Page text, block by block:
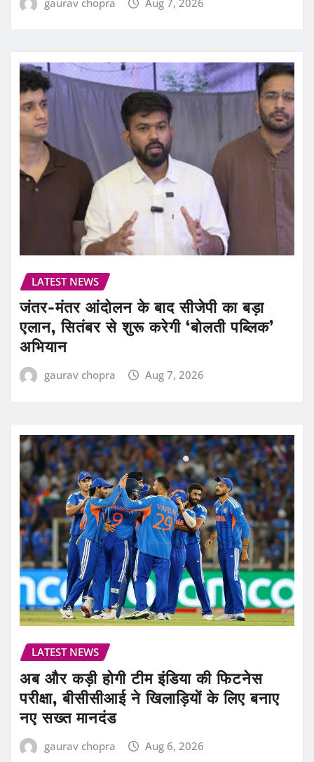
LATEST NEWS
जंतर-मंतर आंदोलन के बाद सीजेपी का बड़ा
एलान, सितंबर से शुरू करेगी ‘बोलती पब्लिक’
अभियान
gaurav chopra Aug 7, 2026
LATEST NEWS
अब और कड़ी होगी टीम इंडिया की फिटनेस
परीक्षा, बीसीसीआई ने खिलाड़ियों के लिए बनाए
नए सख्त मानदंड
gaurav chopra Aug 6, 2026